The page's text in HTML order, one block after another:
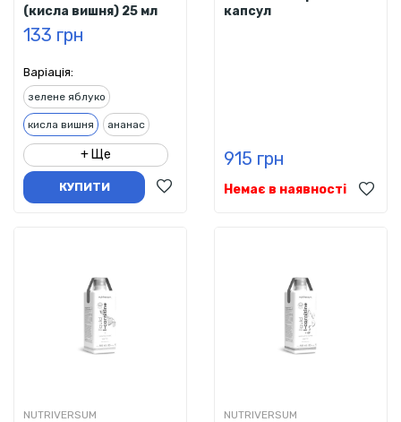
(кисла вишня) 25 мл
133 грн
Варіація:
зелене яблуко
кисла вишня ананас
+ Ще
КУПИТИ
капсул
915 грн
Немає в наявності
NUTRIVERSUM NUTRIVERSUM